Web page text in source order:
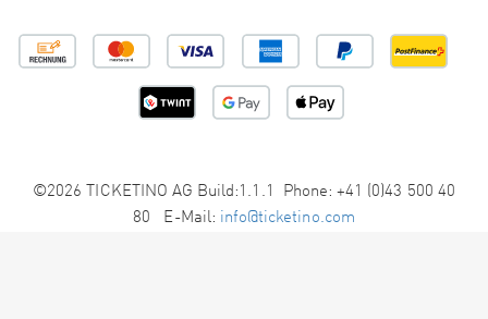
©2026 TICKETINO AG Build:1.1.1 Phone: +41 (0)43 500 40
80 E-Mail: info@ticketino.com